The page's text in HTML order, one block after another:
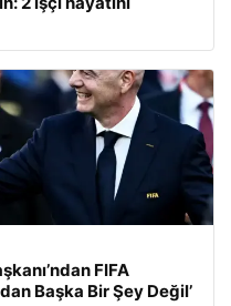
FIFA
Başka Bir Şey Değil’